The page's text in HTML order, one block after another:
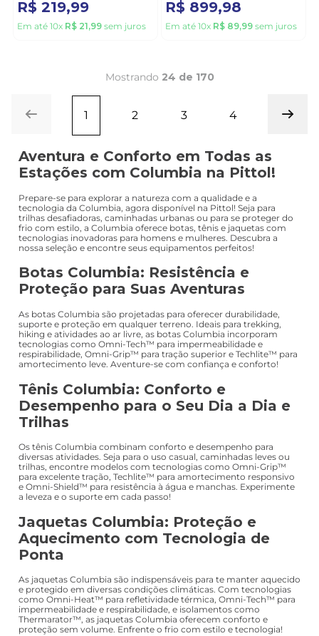
R$ 219,99
Em até 10x R$ 21,99 sem juros
R$ 899,98
Em até 10x R$ 89,99 sem juros
Mostrando 24 de 170
1 2 3 4
Aventura e Conforto em Todas as
Estações com Columbia na Pittol!
Prepare-se para explorar a natureza com a qualidade e a
tecnologia da Columbia, agora disponível na Pittol! Seja para
trilhas desafiadoras, caminhadas urbanas ou para se proteger do
frio com estilo, a Columbia oferece botas, tênis e jaquetas com
tecnologias inovadoras para homens e mulheres. Descubra a
nossa seleção e encontre seus equipamentos perfeitos!
Botas Columbia: Resistência e
Proteção para Suas Aventuras
As botas Columbia são projetadas para oferecer durabilidade,
suporte e proteção em qualquer terreno. Ideais para trekking,
hiking e atividades ao ar livre, as botas Columbia incorporam
tecnologias como Omni-Tech™ para impermeabilidade e
respirabilidade, Omni-Grip™ para tração superior e Techlite™ para
amortecimento leve. Aventure-se com confiança e conforto!
Tênis Columbia: Conforto e
Desempenho para o Seu Dia a Dia e
Trilhas
Os tênis Columbia combinam conforto e desempenho para
diversas atividades. Seja para o uso casual, caminhadas leves ou
trilhas, encontre modelos com tecnologias como Omni-Grip™
para excelente tração, Techlite™ para amortecimento responsivo
e Omni-Shield™ para resistência à água e manchas. Experimente
a leveza e o suporte em cada passo!
Jaquetas Columbia: Proteção e
Aquecimento com Tecnologia de
Ponta
As jaquetas Columbia são indispensáveis para te manter aquecido
e protegido em diversas condições climáticas. Com tecnologias
como Omni-Heat™ para refletividade térmica, Omni-Tech™ para
impermeabilidade e respirabilidade, e isolamentos como
Thermarator™, as jaquetas Columbia oferecem conforto e
proteção sem volume. Enfrente o frio com estilo e tecnologia!